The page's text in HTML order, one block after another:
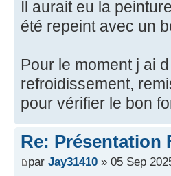
Il aurait eu la
été repeint avec un
Pour le moment j ai
refroidissement,
pour vérifier le bon
Re: Présentation
par Jay31410 » 05 Sep